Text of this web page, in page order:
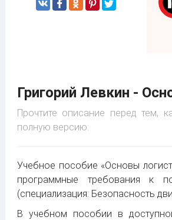
Григорий Левкин -
Прочтите описание перед тем,
полную версию:
Учебное пособие «Основы
программные требования к
(специализация: Безопасность
В учебном пособии в